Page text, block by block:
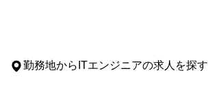
勤務地からITエンジニアの求人を探す